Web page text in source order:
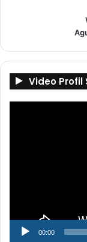
Video Profil
00:00